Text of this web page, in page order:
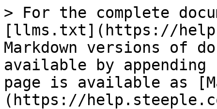
> For the complete
[llms.txt](https://
Markdown versions of
available by
page is available as
(https://